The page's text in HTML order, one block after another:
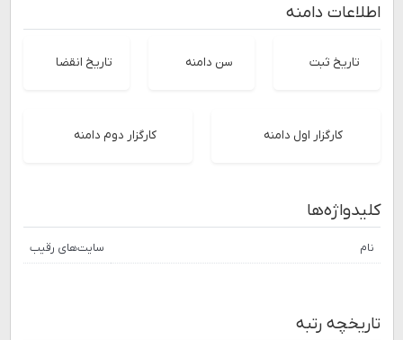
اطلاعات دامنه
تاریخ ثبت سن دامنه تاریخ انقضا
کارگزار اول دامنه کارگزار دوم دامنه
کلیدواژه‌ها
نام سایت‌های رقیب
تاریخچه رتبه